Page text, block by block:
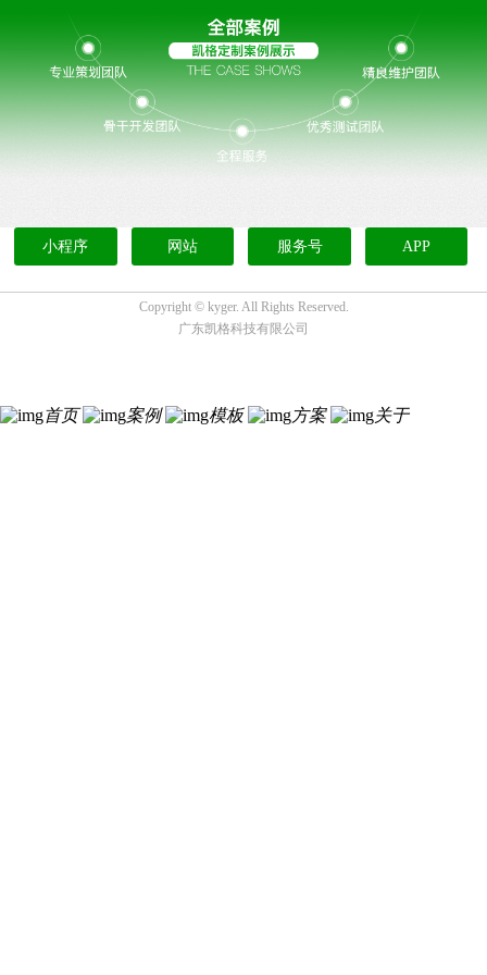
小程序 网站 服务号 APP
Copyright © kyger. All Rights Reserved.
广东凯格科技有限公司
首页 案例 模板 方案 关于